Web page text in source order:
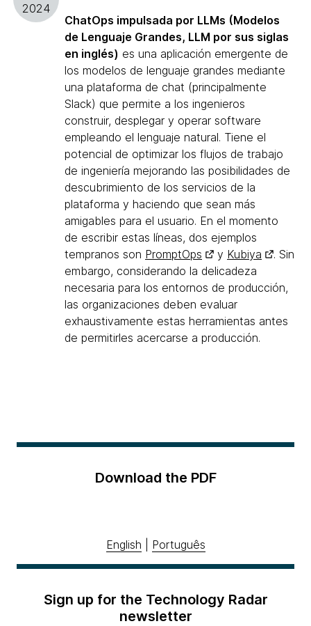
2024
ChatOps impulsada por LLMs (Modelos
de Lenguaje Grandes, LLM por sus siglas
en inglés) es una aplicación emergente de
los modelos de lenguaje grandes mediante
una plataforma de chat (principalmente
Slack) que permite a los ingenieros
construir, desplegar y operar software
empleando el lenguaje natural. Tiene el
potencial de optimizar los flujos de trabajo
de ingeniería mejorando las posibilidades de
descubrimiento de los servicios de la
plataforma y haciendo que sean más
amigables para el usuario. En el momento
de escribir estas líneas, dos ejemplos
tempranos son PromptOps y Kubiya
. Sin
embargo, considerando la delicadeza
necesaria para los entornos de producción,
las organizaciones deben evaluar
exhaustivamente estas herramientas antes
de permitirles acercarse a producción.
Download the PDF
English Português
Sign up for the Technology Radar
newsletter